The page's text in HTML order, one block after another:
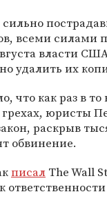
всеми силами
власти
удалить их
что как раз в
юристы
раскрыв
обвинение.
писал The Wall